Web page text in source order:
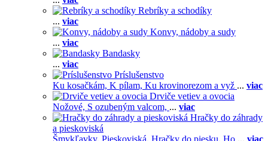
Rebríky a schodíky
... viac
Konvy, nádoby a sudy
... viac
Bandasky
... viac
Príslušenstvo
Ku kosačkám, K pílam, Ku krovinorezom a vyž ... viac
Drviče vetiev a ovocia
Nožové, S ozubeným valcom, ... viac
Hračky do záhrady
a pieskoviská
Šmykľavky, Pieskoviská, Hračky do piesku, Ho ... viac